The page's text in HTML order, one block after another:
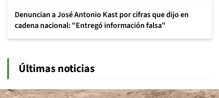
Denuncian a José Antonio Kast por cifras que dijo en
cadena nacional: "Entregó información falsa"
Últimas noticias